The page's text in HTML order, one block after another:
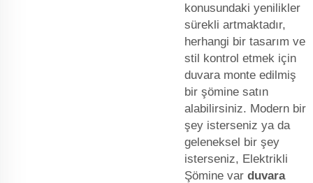
konusundaki yenilikler
sürekli artmaktadır,
herhangi bir tasarım ve
stil kontrol etmek için
duvara monte edilmiş
bir şömine satın
alabilirsiniz. Modern bir
şey isterseniz ya da
geleneksel bir şey
isterseniz, Elektrikli
Şömine var duvara